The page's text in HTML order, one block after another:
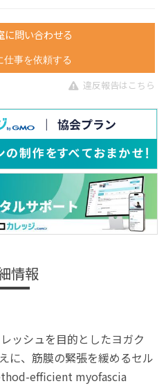
に問い合わせる
仕事を依頼する
違反報告はこちら
情報
ッシュを目的としたヨガク
に、筋膜の緊張を緩めるセル
efficient myofascia